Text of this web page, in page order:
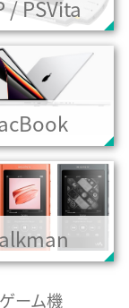
/ PSVita
ーム機